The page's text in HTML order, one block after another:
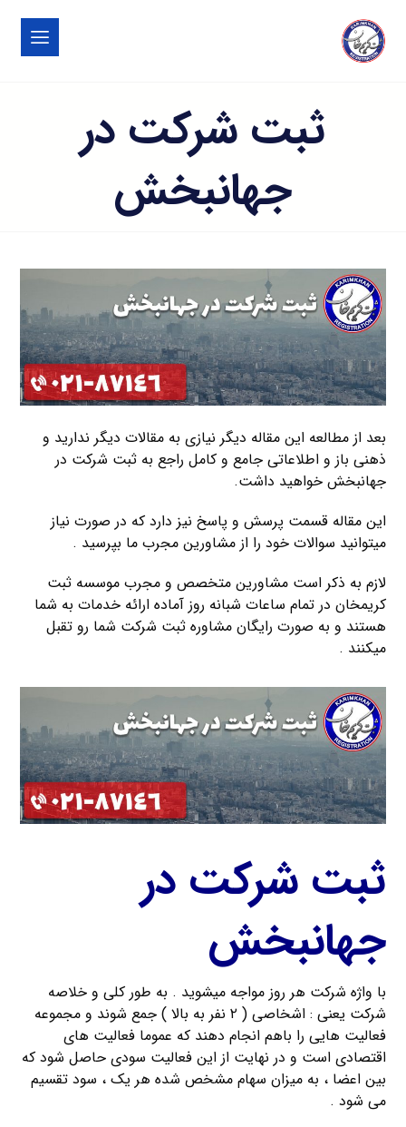
ثبت شرکت در
جهانبخش
بعد از مطالعه این مقاله دیگر نیازی به مقالات دیگر ندارید و
ذهنی باز و اطلاعاتی جامع و کامل راجع به ثبت شرکت در
جهانبخش خواهید داشت.
این مقاله قسمت پرسش و پاسخ نیز دارد که در صورت نیاز
میتوانید سوالات خود را از مشاورین مجرب ما بپرسید .
لازم به ذکر است مشاورین متخصص و مجرب موسسه ثبت
کریمخان در تمام ساعات شبانه روز آماده ارائه خدمات به شما
هستند و به صورت رایگان مشاوره ثبت شرکت شما رو تقبل
میکنند .
ثبت شرکت در
جهانبخش
با واژه شرکت هر روز مواجه میشوید . به طور کلی و خلاصه
شرکت یعنی : اشخاصی ( ۲ نفر به بالا ) جمع شوند و مجموعه
فعالیت هایی را باهم انجام دهند که عموما فعالیت های
اقتصادی است و در نهایت از این فعالیت سودی حاصل شود که
بین اعضا ، به میزان سهام مشخص شده هر یک ، سود تقسیم
می شود .